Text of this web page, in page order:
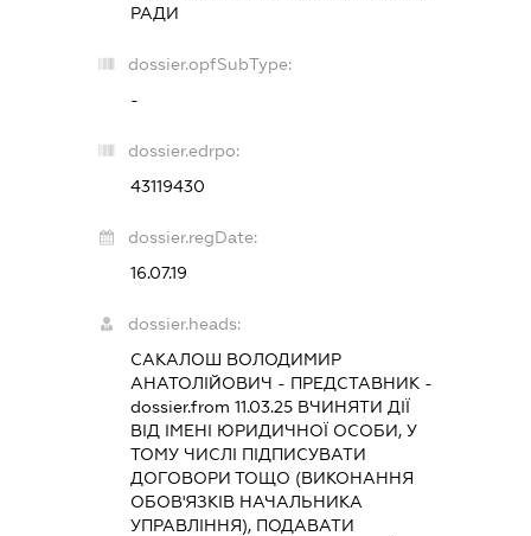
РАДИ
dossier.opfSubType:
-
dossier.edrpo:
43119430
dossier.regDate:
16.07.19
dossier.heads:
САКАЛОШ ВОЛОДИМИР
АНАТОЛІЙОВИЧ - ПРЕДСТАВНИК -
dossier.from 11.03.25ВЧИНЯТИ ДІЇ
ВІД ІМЕНІ ЮРИДИЧНОЇ ОСОБИ, У
ТОМУ ЧИСЛІ ПІДПИСУВАТИ
ДОГОВОРИ ТОЩО (ВИКОНАННЯ
ОБОВ'ЯЗКІВ НАЧАЛЬНИКА
УПРАВЛІННЯ), ПОДАВАТИ